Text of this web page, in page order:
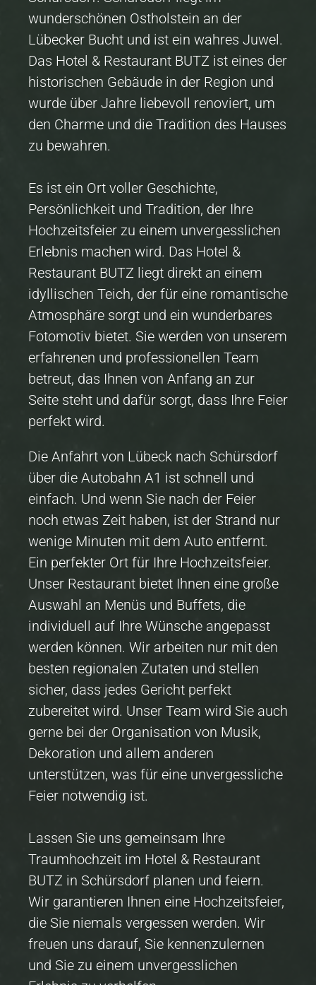
wunderschönen Ostholstein an der
Lübecker Bucht und ist ein wahres Juwel.
Das Hotel & Restaurant BUTZ ist eines der
historischen Gebäude in der Region und
wurde über Jahre liebevoll renoviert, um
den Charme und die Tradition des Hauses
zu bewahren.
Es ist ein Ort voller Geschichte,
Persönlichkeit und Tradition, der Ihre
Hochzeitsfeier zu einem unvergesslichen
Erlebnis machen wird. Das Hotel &
Restaurant BUTZ liegt direkt an einem
idyllischen Teich, der für eine romantische
Atmosphäre sorgt und ein wunderbares
Fotomotiv bietet. Sie werden von unserem
erfahrenen und professionellen Team
betreut, das Ihnen von Anfang an zur
Seite steht und dafür sorgt, dass Ihre Feier
perfekt wird.
Die Anfahrt von Lübeck nach Schürsdorf
über die Autobahn A1 ist schnell und
einfach. Und wenn Sie nach der Feier
noch etwas Zeit haben, ist der Strand nur
wenige Minuten mit dem Auto entfernt.
Ein perfekter Ort für Ihre Hochzeitsfeier.
Unser Restaurant bietet Ihnen eine große
Auswahl an Menüs und Buffets, die
individuell auf Ihre Wünsche angepasst
werden können. Wir arbeiten nur mit den
besten regionalen Zutaten und stellen
sicher, dass jedes Gericht perfekt
zubereitet wird. Unser Team wird Sie auch
gerne bei der Organisation von Musik,
Dekoration und allem anderen
unterstützen, was für eine unvergessliche
Feier notwendig ist.
Lassen Sie uns gemeinsam Ihre
Traumhochzeit im Hotel & Restaurant
BUTZ in Schürsdorf planen und feiern.
Wir garantieren Ihnen eine Hochzeitsfeier,
die Sie niemals vergessen werden. Wir
freuen uns darauf, Sie kennenzulernen
und Sie zu einem unvergesslichen